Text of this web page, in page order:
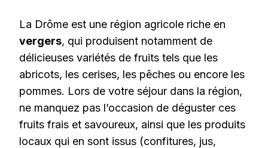
La Drôme est une région agricole riche en
vergers, qui produisent notamment de
délicieuses variétés de fruits tels que les
abricots, les cerises, les pêches ou encore les
pommes. Lors de votre séjour dans la région,
ne manquez pas l’occasion de déguster ces
fruits frais et savoureux, ainsi que les produits
locaux qui en sont issus (confitures, jus,